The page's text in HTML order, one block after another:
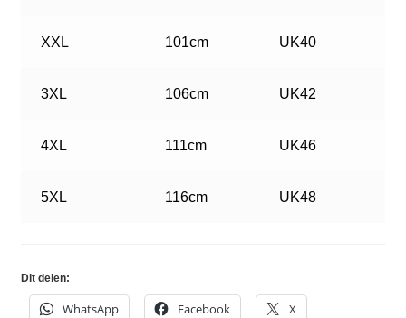
XXL 101cm UK40
3XL 106cm UK42
4XL 111cm UK46
5XL 116cm UK48
Dit delen:
WhatsApp Facebook X